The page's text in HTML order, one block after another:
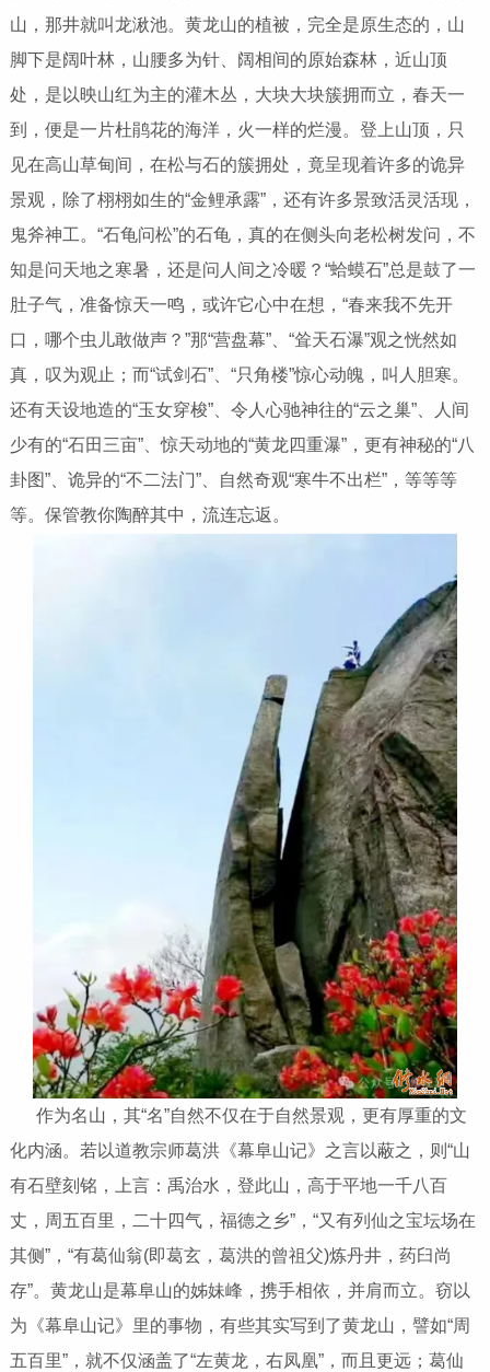
山，那井就叫龙湫池。黄龙山的植被，完全是原生态的，山
脚下是阔叶林，山腰多为针、阔相间的原始森林，近山顶
处，是以映山红为主的灌木丛，大块大块簇拥而立，春天一
到，便是一片杜鹃花的海洋，火一样的烂漫。登上山顶，只
见在高山草甸间，在松与石的簇拥处，竟呈现着许多的诡异
景观，除了栩栩如生的“金鲤承露”，还有许多景致活灵活现，
鬼斧神工。“石龟问松”的石龟，真的在侧头向老松树发问，不
知是问天地之寒暑，还是问人间之冷暖？“蛤蟆石”总是鼓了一
肚子气，准备惊天一鸣，或许它心中在想，“春来我不先开
口，哪个虫儿敢做声？”那“营盘幕”、“耸天石瀑”观之恍然如
真，叹为观止；而“试剑石”、“只角楼”惊心动魄，叫人胆寒。
还有天设地造的“玉女穿梭”、令人心驰神往的“云之巢”、人间
少有的“石田三亩”、惊天动地的“黄龙四重瀑”，更有神秘的“八
卦图”、诡异的“不二法门”、自然奇观“寒牛不出栏”，等等等
等。保管教你陶醉其中，流连忘返。
作为名山，其“名”自然不仅在于自然景观，更有厚重的文
化内涵。若以道教宗师葛洪《幕阜山记》之言以蔽之，则“山
有石壁刻铭，上言：禹治水，登此山，高于平地一千八百
丈，周五百里，二十四气，福德之乡”，“又有列仙之宝坛场在
其侧”，“有葛仙翁(即葛玄，葛洪的曾祖父)炼丹井，药臼尚
存”。黄龙山是幕阜山的姊妹峰，携手相依，并肩而立。窃以
为《幕阜山记》里的事物，有些其实写到了黄龙山，譬如“周
五百里”，就不仅涵盖了“左黄龙，右凤凰”，而且更远；葛仙